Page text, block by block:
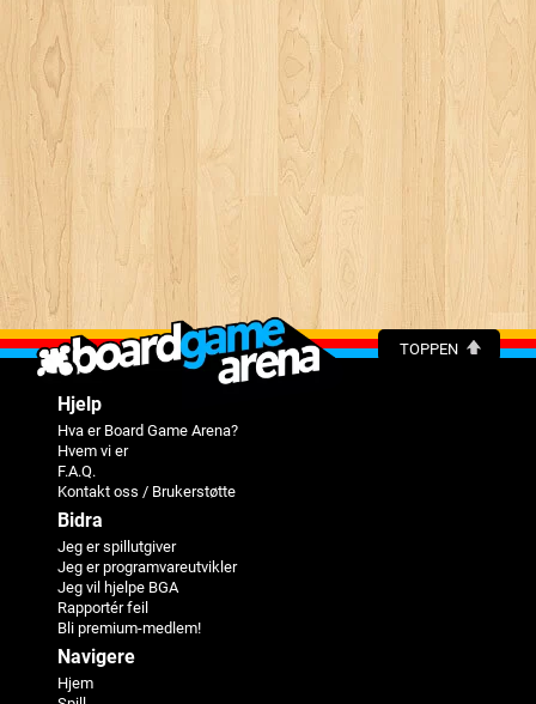
TOPPEN
Hjelp
Hva er Board Game Arena?
Hvem vi er
F.A.Q.
Kontakt oss / Brukerstøtte
Bidra
Jeg er spillutgiver
Jeg er programvareutvikler
Jeg vil hjelpe BGA
Rapportér feil
Bli premium-medlem!
Navigere
Hjem